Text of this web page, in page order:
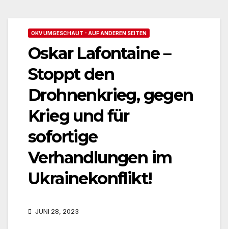
OKV UMGESCHAUT - AUF ANDEREN SEITEN
Oskar Lafontaine –
Stoppt den
Drohnenkrieg, gegen
Krieg und für
sofortige
Verhandlungen im
Ukrainekonflikt!
JUNI 28, 2023